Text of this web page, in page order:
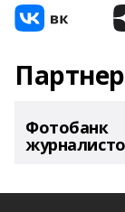
Фотобанк